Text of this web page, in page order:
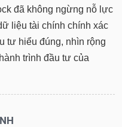
đã không ngừng nỗ lực
liệu tài chính chính xác
tư hiểu đúng, nhìn rộng
trình đầu tư của